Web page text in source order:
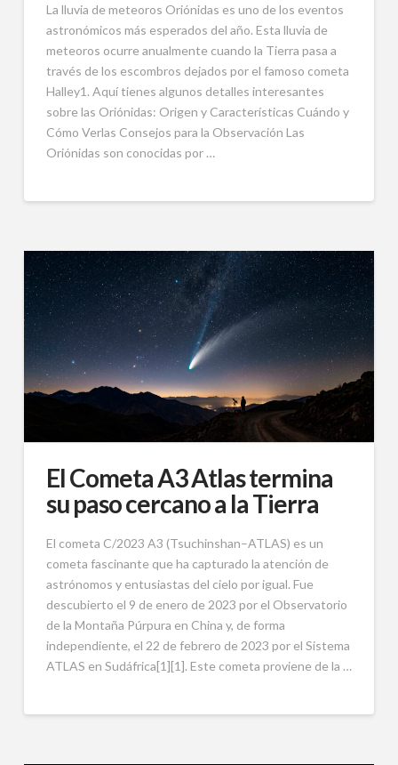
La lluvia de meteoros Oriónidas es uno de los eventos
astronómicos más esperados del año. Esta lluvia de
meteoros ocurre anualmente cuando la Tierra pasa a
través de los escombros dejados por el famoso cometa
Halley1. Aquí tienes algunos detalles interesantes
sobre las Oriónidas: Origen y Características Cuándo y
Cómo Verlas Consejos para la Observación Las
Oriónidas son conocidas por …
El Cometa A3 Atlas termina
su paso cercano a la Tierra
El cometa C/2023 A3 (Tsuchinshan–ATLAS) es un
cometa fascinante que ha capturado la atención de
astrónomos y entusiastas del cielo por igual. Fue
descubierto el 9 de enero de 2023 por el Observatorio
de la Montaña Púrpura en China y, de forma
independiente, el 22 de febrero de 2023 por el Sistema
ATLAS en Sudáfrica[1][1]. Este cometa proviene de la …